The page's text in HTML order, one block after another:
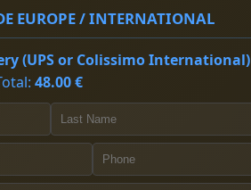
EUROPE / INTERNATIONAL
(UPS or Colissimo International)
48.00 €